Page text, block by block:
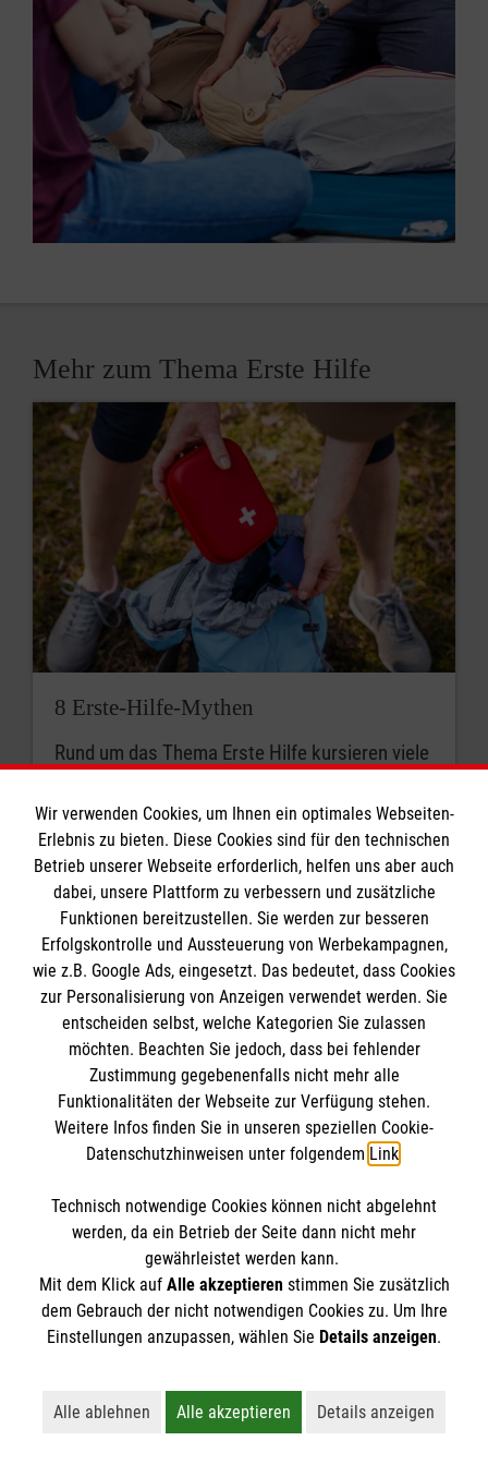
Mehr zum Thema Erste Hilfe
8 Erste-Hilfe-Mythen
Rund um das Thema Erste Hilfe kursieren viele
klären auf.
Darauf müssen Sie achten, wenn ein älterer
Mensch in Not gerät.
Wir verwenden Cookies, um Ihnen ein optimales Webseiten-
Erlebnis zu bieten. Diese Cookies sind für den technischen
Betrieb unserer Webseite erforderlich, helfen uns aber auch
dabei, unsere Plattform zu verbessern und zusätzliche
Funktionen bereitzustellen. Sie werden zur besseren
Erfolgskontrolle und Aussteuerung von Werbekampagnen,
wie z.B. Google Ads, eingesetzt. Das bedeutet, dass Cookies
zur Personalisierung von Anzeigen verwendet werden. Sie
entscheiden selbst, welche Kategorien Sie zulassen
möchten. Beachten Sie jedoch, dass bei fehlender
Zustimmung gegebenenfalls nicht mehr alle
Funktionalitäten der Webseite zur Verfügung stehen.
Weitere Infos finden Sie in unseren speziellen Cookie-
Datenschutzhinweisen unter folgendem Link.
Technisch notwendige Cookies können nicht abgelehnt
werden, da ein Betrieb der Seite dann nicht mehr
gewährleistet werden kann.
Mit dem Klick auf Alle akzeptierenstimmen Sie zusätzlich
dem Gebrauch der nicht notwendigen Cookies zu. Um Ihre
Einstellungen anzupassen, wählen Sie Details anzeigen.
Alle ablehnen
Lehnt alle nicht-essentiellen Cookies ab
Alle akzeptieren
Akzeptiert alle Cookies
Details anzeigen